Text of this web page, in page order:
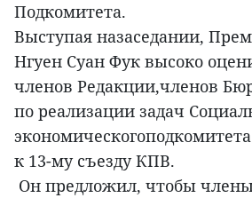
Подкомитета.
Выступая назаседании,
Нгуен Суан Фук высоко
членов Редакции,членов
по реализации задач
к 13-му съезду КПВ.
Он предложил, чтобы